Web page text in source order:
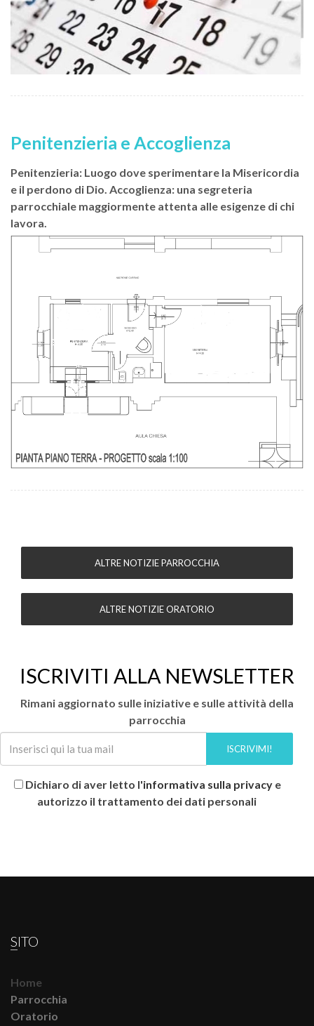
Penitenzieria e Accoglienza
Penitenzieria: Luogo dove sperimentare la Misericordia
e il perdono di Dio. Accoglienza: una segreteria
parrocchiale maggiormente attenta alle esigenze di chi
lavora.
ALTRE NOTIZIE PARROCCHIA
ALTRE NOTIZIE ORATORIO
ISCRIVITI ALLA NEWSLETTER
Rimani aggiornato sulle iniziative e sulle attività della
parrocchia
ISCRIVIMI!
Dichiaro di aver letto l'informativa sulla privacy e
autorizzo il trattamento dei dati personali
SITO
Home
Parrocchia
Oratorio